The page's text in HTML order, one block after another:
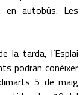
en autobús. Les
la tarda, l’Esplai
podran conèixer
5 de maig